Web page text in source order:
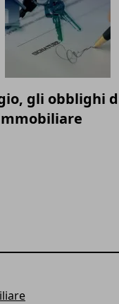
gli obblighi